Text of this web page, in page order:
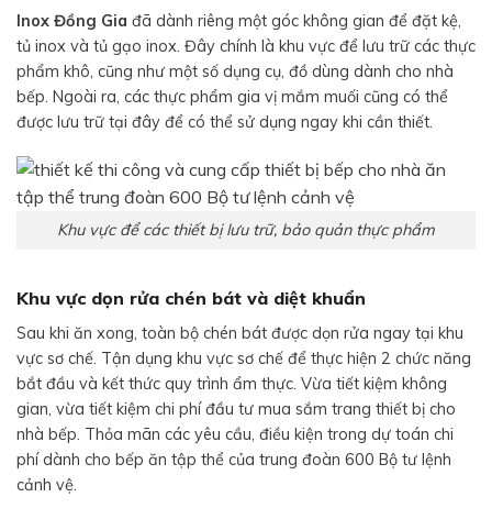
Inox Đồng Gia đã dành riêng một góc không gian để đặt kệ,
tủ inox và tủ gạo inox. Đây chính là khu vực để lưu trữ các thực
phẩm khô, cũng như một số dụng cụ, đồ dùng dành cho nhà
bếp. Ngoài ra, các thực phẩm gia vị mắm muối cũng có thể
được lưu trữ tại đây để có thể sử dụng ngay khi cần thiết.
Khu vực để các thiết bị lưu trữ, bảo quản thực phẩm
Khu vực dọn rửa chén bát và diệt khuẩn
Sau khi ăn xong, toàn bộ chén bát được dọn rửa ngay tại khu
vực sơ chế. Tận dụng khu vực sơ chế để thực hiện 2 chức năng
bắt đầu và kết thức quy trình ẩm thực. Vừa tiết kiệm không
gian, vừa tiết kiệm chi phí đầu tư mua sắm trang thiết bị cho
nhà bếp. Thỏa mãn các yêu cầu, điều kiện trong dự toán chi
phí dành cho bếp ăn tập thể của trung đoàn 600 Bộ tư lệnh
cảnh vệ.